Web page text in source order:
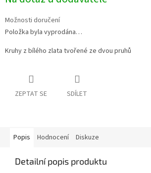
Možnosti doručení
Položka byla vyprodána…
Kruhy z bílého zlata tvořené ze dvou pruhů
ZEPTAT SE SDÍLET
Popis Hodnocení Diskuze
Detailní popis produktu